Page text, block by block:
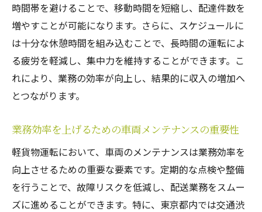
時間帯を避けることで、移動時間を短縮し、配達件数を
増やすことが可能になります。さらに、スケジュールに
は十分な休憩時間を組み込むことで、長時間の運転によ
る疲労を軽減し、集中力を維持することができます。こ
れにより、業務の効率が向上し、結果的に収入の増加へ
とつながります。
業務効率を上げるための車両メンテナンスの重要性
軽貨物運転において、車両のメンテナンスは業務効率を
向上させるための重要な要素です。定期的な点検や整備
を行うことで、故障リスクを低減し、配送業務をスムー
ズに進めることができます。特に、東京都内では交通渋